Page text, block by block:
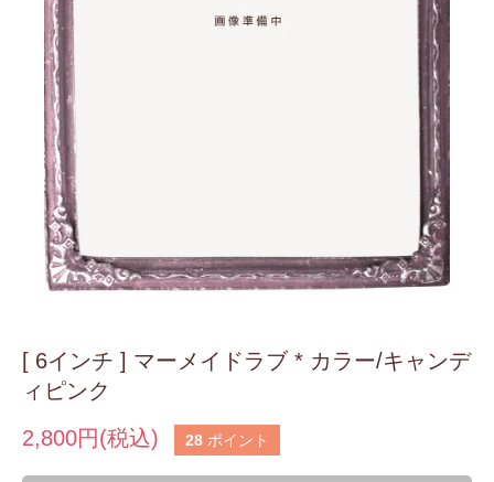
[ 6インチ ] マーメイドラブ * カラー/キャンデ
ィピンク
2,800円(税込)
28 ポイント